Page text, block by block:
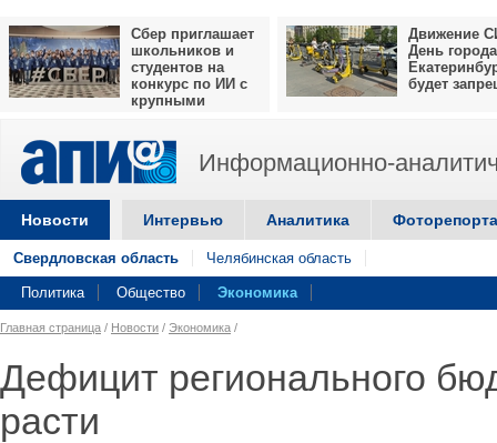
Сбер приглашает
школьников и
студентов на
конкурс по ИИ с
крупными
Движение
День города
будет
Информационно-
Новости Интервью Аналитика
Свердловская область Челябинская область
Политика Общество Экономика
Главная страница / Новости / Экономика /
Дефицит регионального
расти